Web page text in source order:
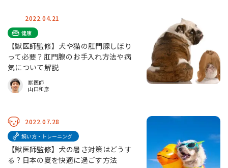
2022.04.21
健康
【獣医師監修】犬や猫の肛門腺しぼり
って必要？肛門腺のお手入れ方法や病
気について解説
獣医師
山口和彦
2022.07.28
飼い方・トレーニング
【獣医師監修】犬の暑さ対策はどうす
る？日本の夏を快適に過ごす方法